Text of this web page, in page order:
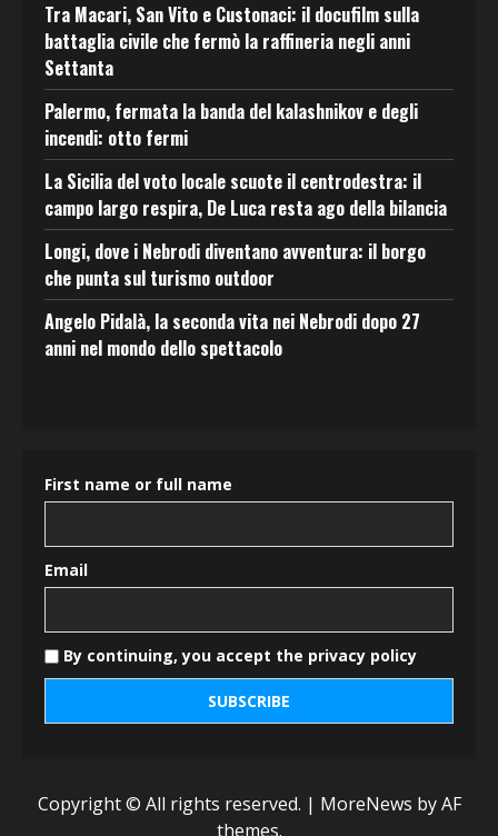
Tra Macari, San Vito e Custonaci: il docufilm sulla
battaglia civile che fermò la raffineria negli anni
Settanta
Palermo, fermata la banda del kalashnikov e degli
incendi: otto fermi
La Sicilia del voto locale scuote il centrodestra: il
campo largo respira, De Luca resta ago della bilancia
Longi, dove i Nebrodi diventano avventura: il borgo
che punta sul turismo outdoor
Angelo Pidalà, la seconda vita nei Nebrodi dopo 27
anni nel mondo dello spettacolo
First name or full name
Email
By continuing, you accept the privacy policy
Copyright © All rights reserved. | MoreNews by AF
themes.